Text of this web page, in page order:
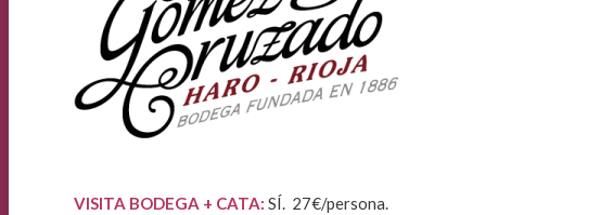
VISITA BODEGA + CATA: SÍ. 27€/persona.